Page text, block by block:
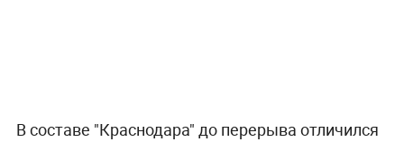
В составе "Краснодара" до перерыва отличился